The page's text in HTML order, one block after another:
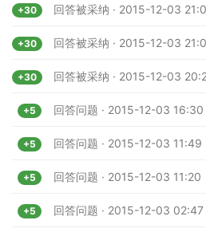
+30 回答被采纳 · 2015-12-03
+30 回答被采纳 · 2015-12-03
+30 回答被采纳 · 2015-12-03
+5 回答问题 · 2015-12-03 16:30
+5 回答问题 · 2015-12-03 11:49
+5 回答问题 · 2015-12-03 11:20
+5 回答问题 · 2015-12-03 02:47